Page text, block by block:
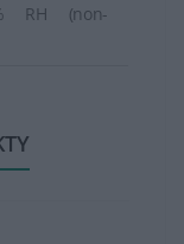
RH (non-